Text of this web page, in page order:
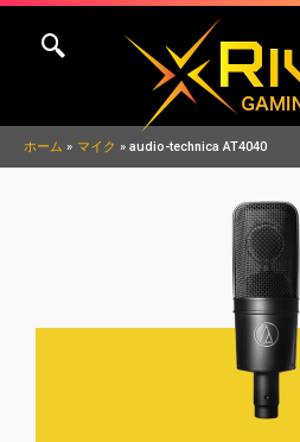
ホーム マイク audio-technica AT4040